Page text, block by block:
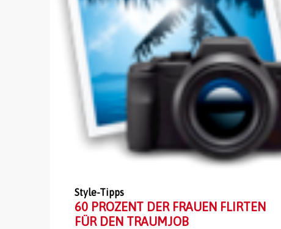
Style-Tipps
60 PROZENT DER FRAUEN FLIRTEN
FÜR DEN TRAUMJOB